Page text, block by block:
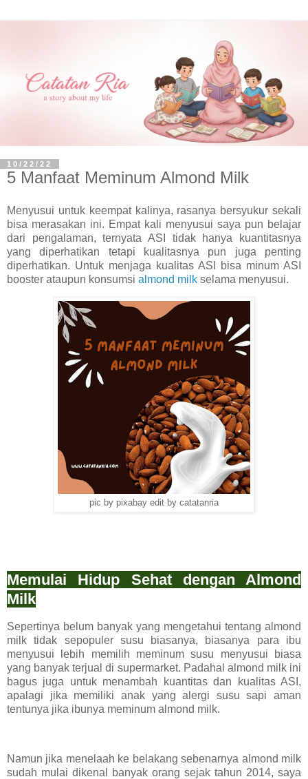
10/22/22
5 Manfaat Meminum Almond Milk
Menyusui untuk keempat kalinya, rasanya bersyukur sekali
bisa merasakan ini. Empat kali menyusui saya pun belajar
dari pengalaman, ternyata ASI tidak hanya kuantitasnya
yang diperhatikan tetapi kualitasnya pun juga penting
diperhatikan. Untuk menjaga kualitas ASI bisa minum ASI
booster ataupun konsumsi almond milk selama menyusui.
pic by pixabay edit by catatanria
Memulai Hidup Sehat dengan Almond
Milk
Sepertinya belum banyak yang mengetahui tentang almond
milk tidak sepopuler susu biasanya, biasanya para ibu
menyusui lebih memilih meminum susu menyusui biasa
yang banyak terjual di supermarket. Padahal almond milk ini
bagus juga untuk menambah kuantitas dan kualitas ASI,
apalagi jika memiliki anak yang alergi susu sapi aman
tentunya jika ibunya meminum almond milk.
Namun jika menelaah ke belakang sebenarnya almond milk
sudah mulai dikenal banyak orang sejak tahun 2014, saya